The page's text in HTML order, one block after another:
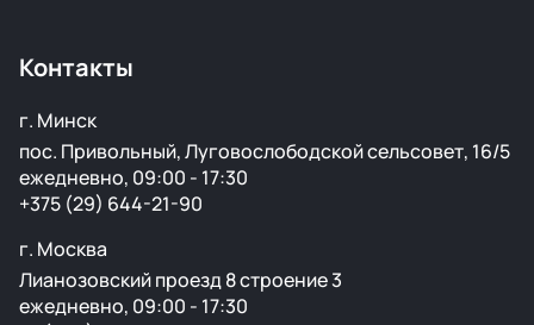
подготовку перед продажей.
Контакты
г. Минск
пос. Привольный, Луговослободской сельсовет, 16/5
ежедневно, 09:00 - 17:30
+375 (29) 644-21-90
г. Москва
Лианозовский проезд 8 строение 3
ежедневно, 09:00 - 17:30